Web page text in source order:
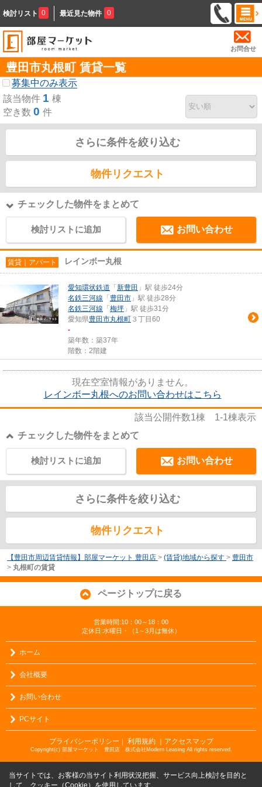
検討リスト 0 最近見た物件 0
お問合せ
豊田市丸根町 賃貸一覧
募集中のみ表示
該当物件 1 棟
空き数 0 件
さらに条件を絞り込む
物件リクエスト
チェックした物件をまとめて
検討リストに追加 お問い合わせ
賃貸｜アパート レインボー丸根
愛知環状鉄道 「 新豊田 」駅 徒歩24分
名鉄三河線 「 豊田市 」駅 徒歩28分
名鉄三河線 「 梅坪 」駅 徒歩31分
愛知県豊田市丸根町 ３丁目60
-
築年数：築37年
階数：2階建
現在空室情報がありません。
レインボー丸根へのお問い合わせはこちら
該当公開件数1棟 1-1棟表示
チェックした物件をまとめて
お問い合わせ
検討リストに追加
さらに条件を絞り込む
物件リクエスト
【豊田市周辺賃貸情報】部屋マーケット 豊田店 > (賃貸)地域から探す > 豊田市
> 丸根町の賃貸
ページトップに戻る
営業時間:10：00～18：00
定休日:水曜日・（1～3月は無休）
ホーム
会社概要
お問い合わせ
PCサイト
プライバシーポリシー ｜ 利用規約 ｜アクセスマップ
Copyright(c) 部屋マーケット 豊田店 株式会社Modern Leasing All rights reserved.
当サイトでは、お客様の当サイト利用状況把握、サービス向上検討を目的と
して、クッキー（Cookie）を使用しています。